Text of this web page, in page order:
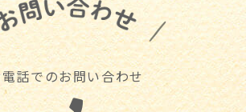
話でのお問い合わせ